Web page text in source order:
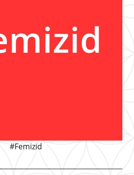
#Femizid